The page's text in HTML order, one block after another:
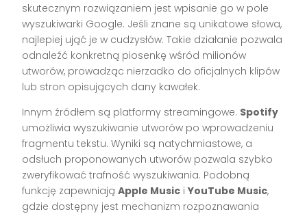
skutecznym rozwiązaniem jest wpisanie go w pole
wyszukiwarki Google. Jeśli znane są unikatowe słowa,
najlepiej ująć je w cudzysłów. Takie działanie pozwala
odnaleźć konkretną piosenkę wśród milionów
utworów, prowadząc nierzadko do oficjalnych klipów
lub stron opisujących dany kawałek.
Innym źródłem są platformy streamingowe. Spotify
umożliwia wyszukiwanie utworów po wprowadzeniu
fragmentu tekstu. Wyniki są natychmiastowe, a
odsłuch proponowanych utworów pozwala szybko
zweryfikować trafność wyszukiwania. Podobną
funkcję zapewniająApple Music iYouTube Music,
gdzie dostępny jest mechanizm rozpoznawania